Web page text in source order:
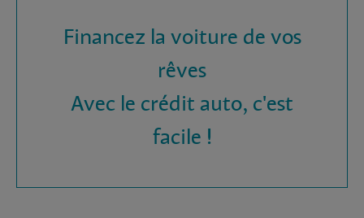
Financez la voiture de vos
rêves
Avec le crédit auto, c'est
facile !